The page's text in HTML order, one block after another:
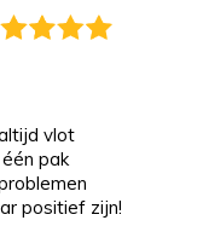
vlot
pak
positief zijn!